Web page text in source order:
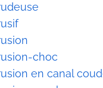
choc
en canal